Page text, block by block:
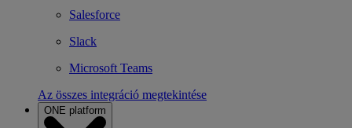
Salesforce
Slack
Microsoft Teams
Az összes integráció megtekintése
ONE platform